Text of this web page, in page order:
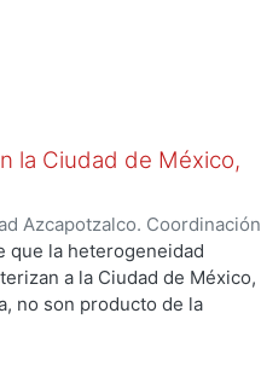
la Ciudad de México,
Azcapotzalco. Coordinación
Guillermo
que la heterogeneidad
a la Ciudad de México,
no son producto de la